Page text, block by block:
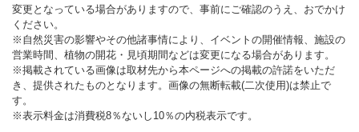
変更となっている場合がありますので、事前にご確認のうえ、おでかけ
ください。
※自然災害の影響やその他諸事情により、イベントの開催情報、施設の
営業時間、植物の開花・見頃期間などは変更になる場合があります。
※掲載されている画像は取材先から本ページへの掲載の許諾をいただ
き、提供されたものとなります。画像の無断転載(二次使用)は禁止で
す。
※表示料金は消費税8％ないし10％の内税表示です。